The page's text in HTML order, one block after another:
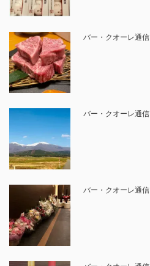
バー・クオーレ通信
バー・クオーレ通信
バー・クオーレ通信